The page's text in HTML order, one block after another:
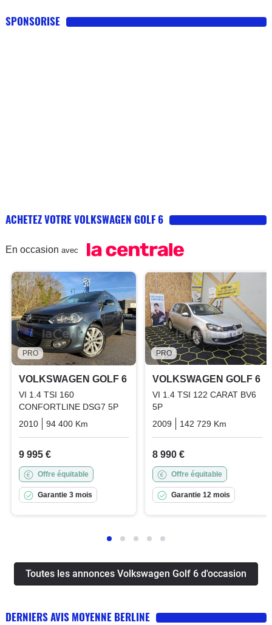
SPONSORISE
ACHETEZ VOTRE VOLKSWAGEN GOLF 6
En occasion avec
PRO
VOLKSWAGEN GOLF 6
VI 1.4 TSI 160
CONFORTLINE DSG7 5P
2010
94 400 Km Essence
9 995 €
Offre équitable
Garantie 3 mois
PRO
VOLKSWAGEN GOLF 6
VI 1.4 TSI 122 CARAT BV6
5P
2009
142 729 Km
8 990 €
Offre équitable
Garantie 12 mois
Toutes les annonces Volkswagen Golf 6 d'occasion
DERNIERS AVIS MOYENNE BERLINE